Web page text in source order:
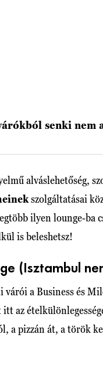
senki nem
alváslehetőség,
szolgáltatásai
ilyen lounge-ba
is beleshetsz!
(Isztambul
a Business és
az
a pizzán át, a török